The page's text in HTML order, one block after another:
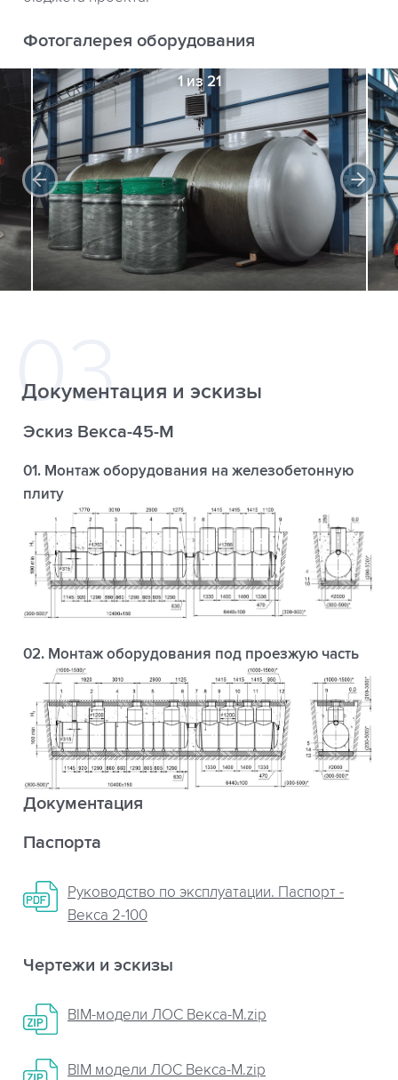
Фотогалерея оборудования
1 из 21
Документация и эскизы
Эскиз Векса-45-М
01. Монтаж оборудования на железобетонную
плиту
02. Монтаж оборудования под проезжую часть
Документация
Паспорта
Руководство по эксплуатации. Паспорт -
Векса 2-100
Чертежи и эскизы
BIM-модели ЛОС Векса-М.zip
BIM модели ЛОС Векса-М.zip